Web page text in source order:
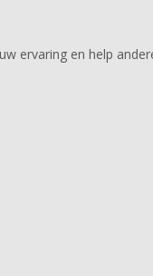
ervaring en help